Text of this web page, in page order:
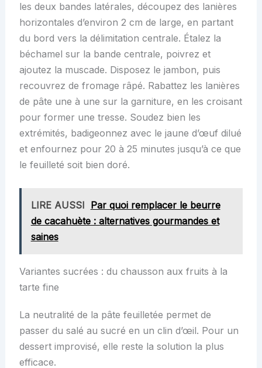
les deux bandes latérales, découpez des lanières
horizontales d’environ 2 cm de large, en partant
du bord vers la délimitation centrale. Étalez la
béchamel sur la bande centrale, poivrez et
ajoutez la muscade. Disposez le jambon, puis
recouvrez de fromage râpé. Rabattez les lanières
de pâte une à une sur la garniture, en les croisant
pour former une tresse. Soudez bien les
extrémités, badigeonnez avec le jaune d’œuf dilué
et enfournez pour 20 à 25 minutes jusqu’à ce que
le feuilleté soit bien doré.
LIRE AUSSI Par quoi remplacer le beurre
de cacahuète : alternatives gourmandes et
saines
Variantes sucrées : du chausson aux fruits à la
tarte fine
La neutralité de la pâte feuilletée permet de
passer du salé au sucré en un clin d’œil. Pour un
dessert improvisé, elle reste la solution la plus
efficace.